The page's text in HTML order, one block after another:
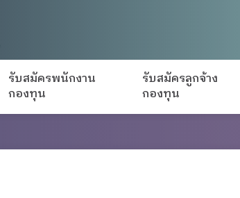
รับสมัครพนักงาน
กองทุน
รับสมัครลูกจ้าง
กองทุน